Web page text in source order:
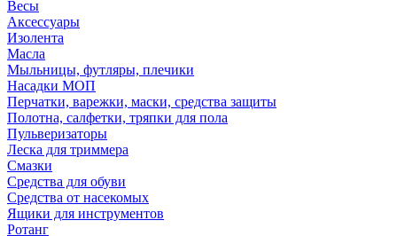
Весы
Аксессуары
Изолента
Масла
Мыльницы, футляры, плечики
Насадки МОП
Перчатки, варежки, маски, средства защиты
Полотна, салфетки, тряпки для пола
Пульверизаторы
Леска для триммера
Смазки
Средства для обуви
Средства от насекомых
Ящики для инструментов
Ротанг